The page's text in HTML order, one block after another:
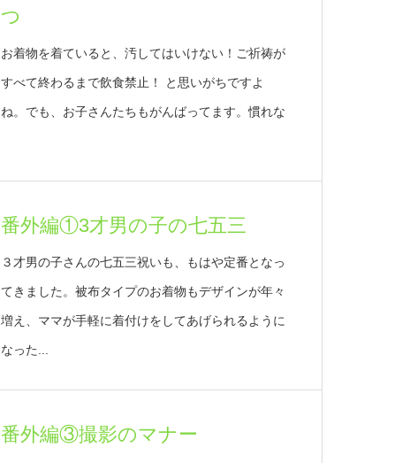
つ
お着物を着ていると、汚してはいけない！ご祈祷が
すべて終わるまで飲食禁止！ と思いがちですよ
ね。でも、お子さんたちもがんばってます。慣れな
番外編①3才男の子の七五三
３才男の子さんの七五三祝いも、もはや定番となっ
てきました。被布タイプのお着物もデザインが年々
増え、ママが手軽に着付けをしてあげられるように
なった...
番外編③撮影のマナー